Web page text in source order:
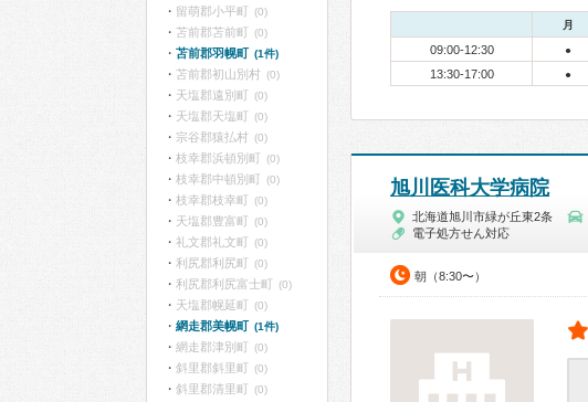
月
09:00-12:30 ●
13:30-17:00 ●
旭川医科大学病院
北海道旭川市緑が丘東2条
電子処方せん対応
朝（8:30〜）
留萌郡小平町 (0)
苫前郡苫前町 (0)
苫前郡羽幌町 (1件)
苫前郡初山別村 (0)
天塩郡遠別町 (0)
天塩郡天塩町 (0)
宗谷郡猿払村 (0)
枝幸郡浜頓別町 (0)
枝幸郡中頓別町 (0)
枝幸郡枝幸町 (0)
天塩郡豊富町 (0)
礼文郡礼文町 (0)
利尻郡利尻町 (0)
利尻郡利尻富士町 (0)
天塩郡幌延町 (0)
網走郡美幌町 (1件)
網走郡津別町 (0)
斜里郡斜里町 (0)
斜里郡清里町 (0)